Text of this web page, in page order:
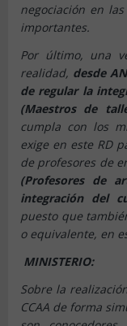
negociación en
importantes.
Por último, una
realidad, desde
de regular la
(Maestros de
cumpla con los
exige en este RD
de profesores de
(Profesores de
integración del
puesto que
o equivalente, en
MINISTERIO:
Sobre la
CCAA de forma